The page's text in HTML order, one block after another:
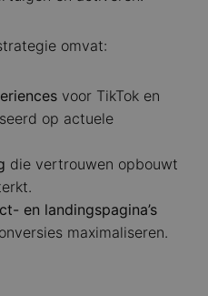
omvat:
voor TikTok en
op actuele
die vertrouwen opbouwt
en landingspagina’s
maximaliseren.